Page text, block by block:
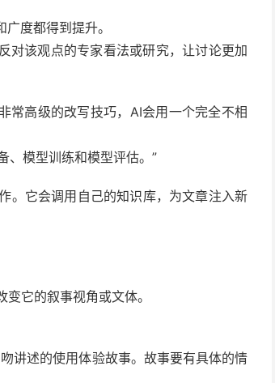
度都得到提升。
对该观点的专家看法或研究，让讨论更加
常高级的改写技巧，AI会用一个完全不相
、模型训练和模型评估。”
。它会调用自己的知识库，为文章注入新
它的叙事视角或文体。
讲述的使用体验故事。故事要有具体的情